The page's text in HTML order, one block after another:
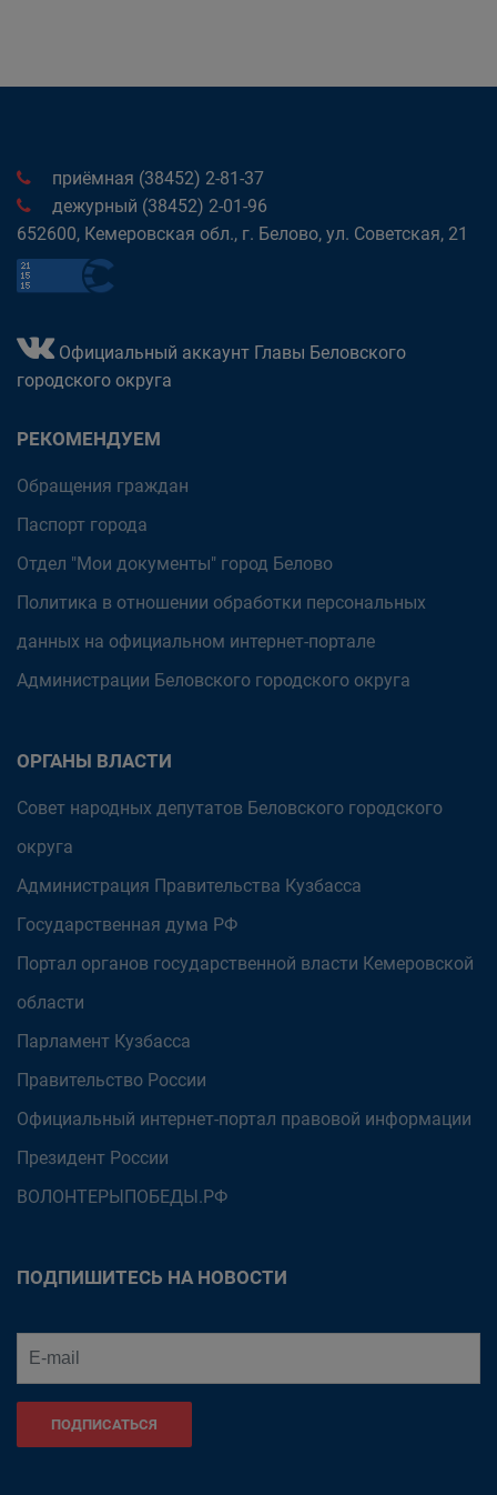
приёмная (38452) 2-81-37
дежурный (38452) 2-01-96
652600, Кемеровская обл., г. Белово, ул. Советская, 21
Официальный аккаунт Главы Беловского
городского округа
РЕКОМЕНДУЕМ
Обращения граждан
Паспорт города
Отдел "Мои документы" город Белово
Политика в отношении обработки персональных
данных на официальном интернет-портале
Администрации Беловского городского округа
ОРГАНЫ ВЛАСТИ
Совет народных депутатов Беловского городского
округа
Администрация Правительства Кузбасса
Государственная дума РФ
Портал органов государственной власти Кемеровской
области
Парламент Кузбасса
Правительство России
Официальный интернет-портал правовой информации
Президент России
ВОЛОНТЕРЫПОБЕДЫ.РФ
ПОДПИШИТЕСЬ НА НОВОСТИ
ПОДПИСАТЬСЯ